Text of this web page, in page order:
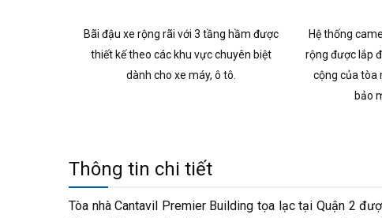
Bãi đậu xe rộng rãi với 3 tầng hầm được
thiết kế theo các khu vực chuyên biệt
dành cho xe máy, ô tô.
Hệ thống
rộng được lắp
cộng của tòa
bảo
Thông tin chi tiết
Tòa nhà Cantavil Premier Building tọa lạc tại Quận 2